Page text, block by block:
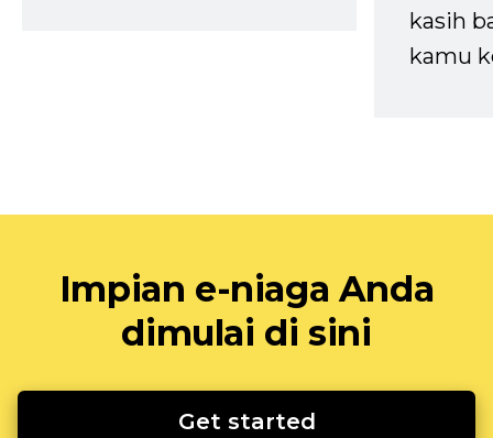
kasih
kamu
Impian e-niaga Anda
dimulai di sini
Get started